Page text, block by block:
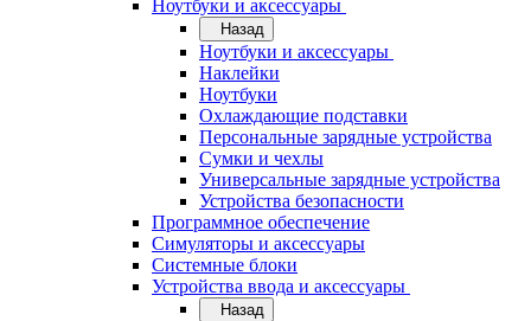
Ноутбуки и аксессуары
Назад
Ноутбуки и аксессуары
Наклейки
Ноутбуки
Охлаждающие подставки
Персональные зарядные устройства
Сумки и чехлы
Универсальные зарядные устройства
Устройства безопасности
Программное обеспечение
Симуляторы и аксессуары
Системные блоки
Устройства ввода и аксессуары
Назад